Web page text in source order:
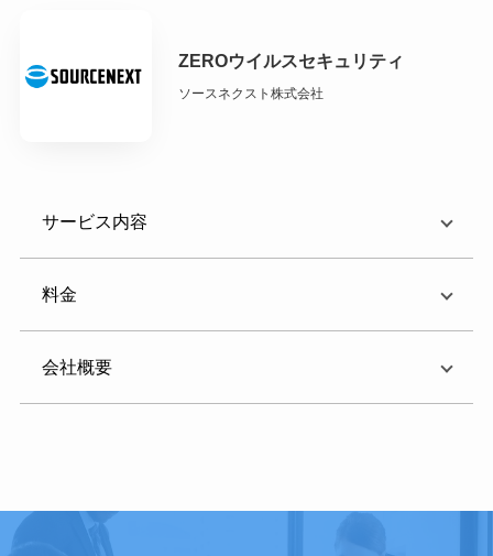
ZEROウイルスセキュリティ
ソースネクスト株式会社
サービス内容
料金
会社概要